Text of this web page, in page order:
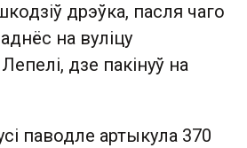
дрэўка, пасля чаго
на вуліцу
дзе пакінуў на
паводле артыкула 370